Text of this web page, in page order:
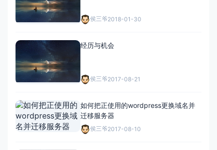
侯三爷2018-01-30
经历与机会
侯三爷2017-08-21
如何把正使用的wordpress更换域名并
迁移服务器
侯三爷2017-08-10